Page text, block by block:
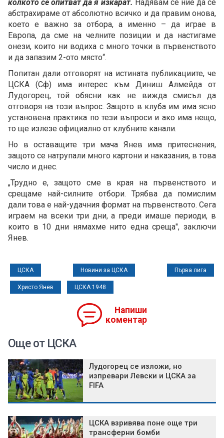
колкото се опитват да я изкарат. Надявам се ние да се
абстрахираме от абсолютно всичко и да правим онова,
което е важно за отбора, а именно – да играе в
Европа, да сме на челните позиции и да настигаме
онези, които ни водиха с много точки в първенството
и да запазим 2-ото място“.
Попитан дали отговорят на истината публикациите, че
ЦСКА (Сф) има интерес към Диниш Алмейда от
Лудогорец, той обясни как не вижда смисъл да
отговоря на този въпрос. Защото в клуба им има ясно
установена практика по тези въпроси и ако има нещо,
то ще излезе официално от клубните канали.
Но в оставащите три мача Янев има притеснения,
защото се натрупали много картони и наказания, в това
число и днес.
„Трудно е, защото сме в края на първенството и
срещаме най-силните отбори. Трябва да помислим
дали това е най-удачния формат на първенството. Сега
играем на всеки три дни, а преди имаше периоди, в
които в 10 дни нямахме нито една среща", заключи
Янев.
ЦСКА Новини за ЦСКА Първа лига
Христо Янев ЦСКА 1948
Напиши
коментар
Още от ЦСКА
Лудогорец се изложи, но
изпревари Левски и ЦСКА за
FIFA
ЦСКА взривява поне още три
трансферни бомби